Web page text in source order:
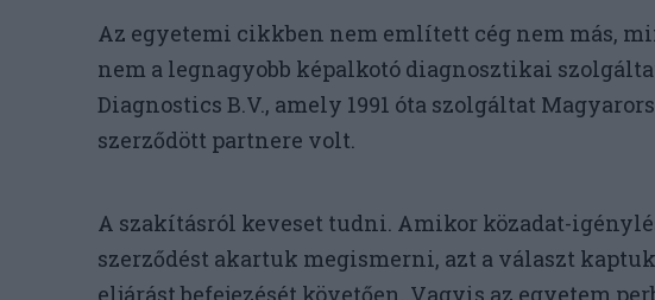
Az egyetemi cikkben nem említett cég nem más,
nem a legnagyobb képalkotó diagnosztikai
Diagnostics B.V., amely 1991 óta szolgáltat
szerződött partnere volt.
A szakításról keveset tudni. Amikor közadat-
szerződést akartuk megismerni, azt a választ